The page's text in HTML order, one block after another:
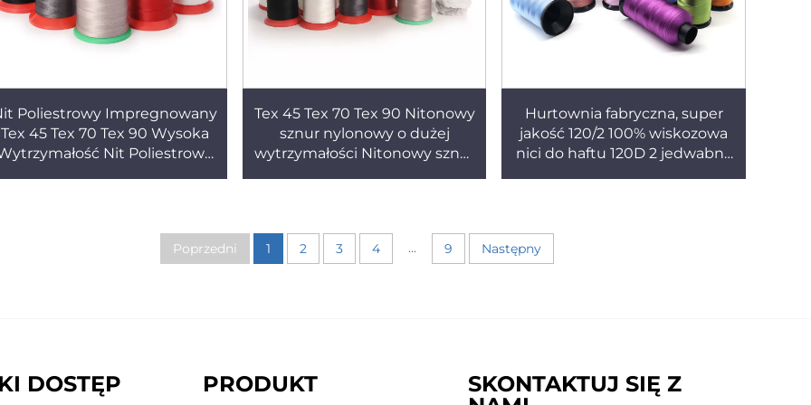
Poliestrowy Impregnowany
Tex 45 Tex 70 Tex 90 Wysoka
Nit Poliestrowy
Tex 45 Tex 70 Tex 90 Nitonowy
sznur nylonowy o dużej
wytrzymałości Nitonowy sznur
Hurtownia fabryczna, super
jakość 120/2 100% wiskozowa
nici do haftu 120D 2 jedwabna
Poprzedni 1 2 3 4 ... 9 Następny
DOSTĘP PRODUKT
SKONTAKTUJ SIĘ Z